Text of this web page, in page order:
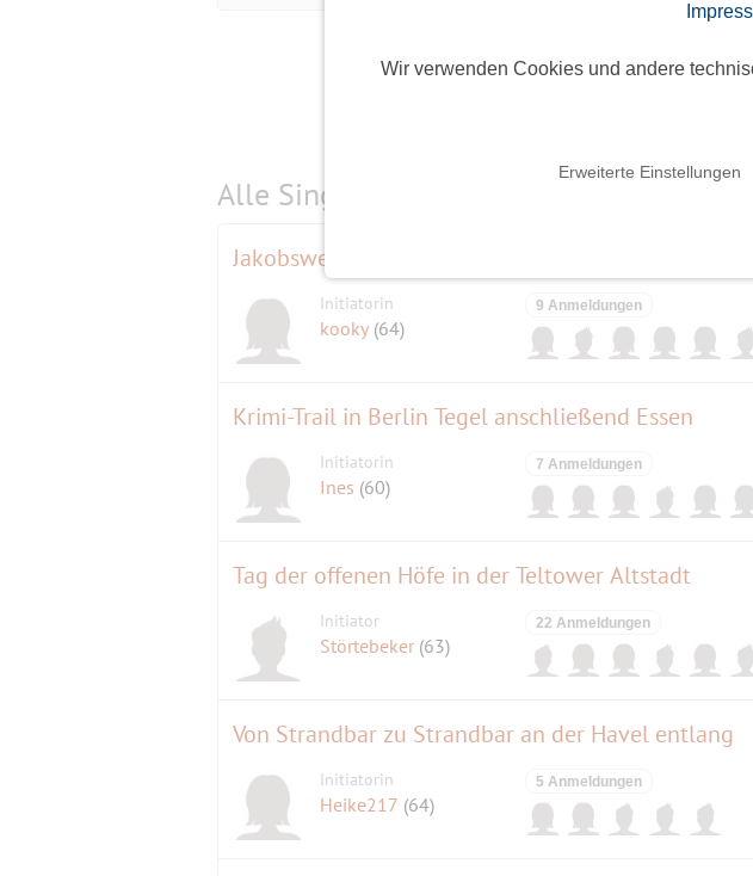
Wir verwenden Cookies und andere
Erweiterte Einstellungen
Alle Single-Events am
Jakobsweg FÜR LANGSAM LÄUFER
Initiatorin
kooky (64)
9 Anmeldungen
Krimi-Trail in Berlin Tegel anschließend Essen
Initiatorin
Ines (60)
7 Anmeldungen
Tag der offenen Höfe in der Teltower Altstadt
Initiator
Störtebeker (63)
22 Anmeldungen
Von Strandbar zu Strandbar an der Havel entlang
Initiatorin
Heike217 (64)
5 Anmeldungen